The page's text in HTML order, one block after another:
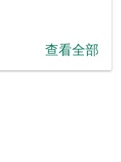
查看全部